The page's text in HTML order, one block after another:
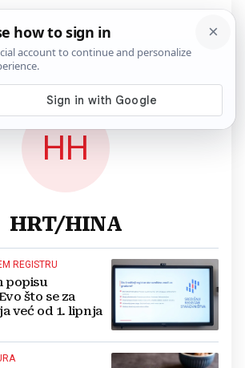
HH
HRT/HINA
REGISTRU
popisu
što se za
već od 1. lipnja